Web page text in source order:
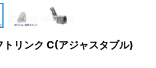
リンク C(アジャスタブル)